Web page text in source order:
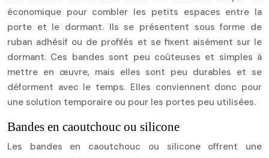
économique pour combler les petits espaces entre la
porte et le dormant. Ils se présentent sous forme de
ruban adhésif ou de profilés et se fixent aisément sur le
dormant. Ces bandes sont peu coûteuses et simples à
mettre en œuvre, mais elles sont peu durables et se
déforment avec le temps. Elles conviennent donc pour
une solution temporaire ou pour les portes peu utilisées.
Bandes en caoutchouc ou silicone
Les bandes en caoutchouc ou silicone offrent une